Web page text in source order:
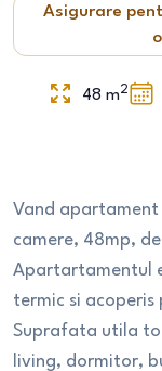
Asigurare
48 m2
Vand apartament
camere, 48mp,
Apartartamentul
termic si
Suprafata utila
living, dormitor,